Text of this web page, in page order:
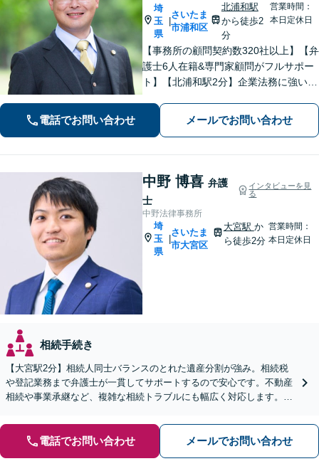
埼
玉
県
さいたま
市浦和区
北浦和駅
から徒歩2
分
営業時間：
本日定休日
【事務所の顧問契約数320社以上】【弁
護士6人在籍&専門家顧問がフルサポー
ト】【北浦和駅2分】企業法務に強い弁
動産などに対応します。中小企業さ
ま、個人事業主さまからのご相談に注
電話でお問い合わせ メールでお問い合わせ
中野 博喜 弁護
士
インタビューを見
る
中野法律事務所
埼
玉
県
|
さいたま
市大宮区
大宮駅 か
ら徒歩2分
営業時間：
本日定休日
相続手続き
【大宮駅2分】相続人同士バランスのとれた遺産分割が強み。相続税
や登記業務まで弁護士が一貫してサポートするので安心です。不動産
相続や事業承継など、複雑な相続トラブルにも幅広く対応します。
電話でお問い合わせ メールでお問い合わせ